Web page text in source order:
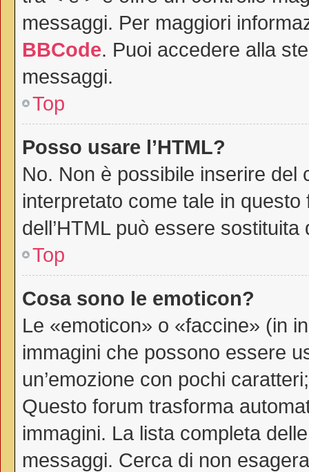
messaggi. Per maggiori
BBCode. Puoi accedere alla
messaggi.
Top
Posso usare l’HTML?
No. Non è possibile inserire
interpretato come tale in
dell’HTML può essere sostituita
Top
Cosa sono le emoticon?
Le «emoticon» o «faccine» (in
immagini che possono essere
un’emozione con pochi
Questo forum trasforma
immagini. La lista completa
messaggi. Cerca di non